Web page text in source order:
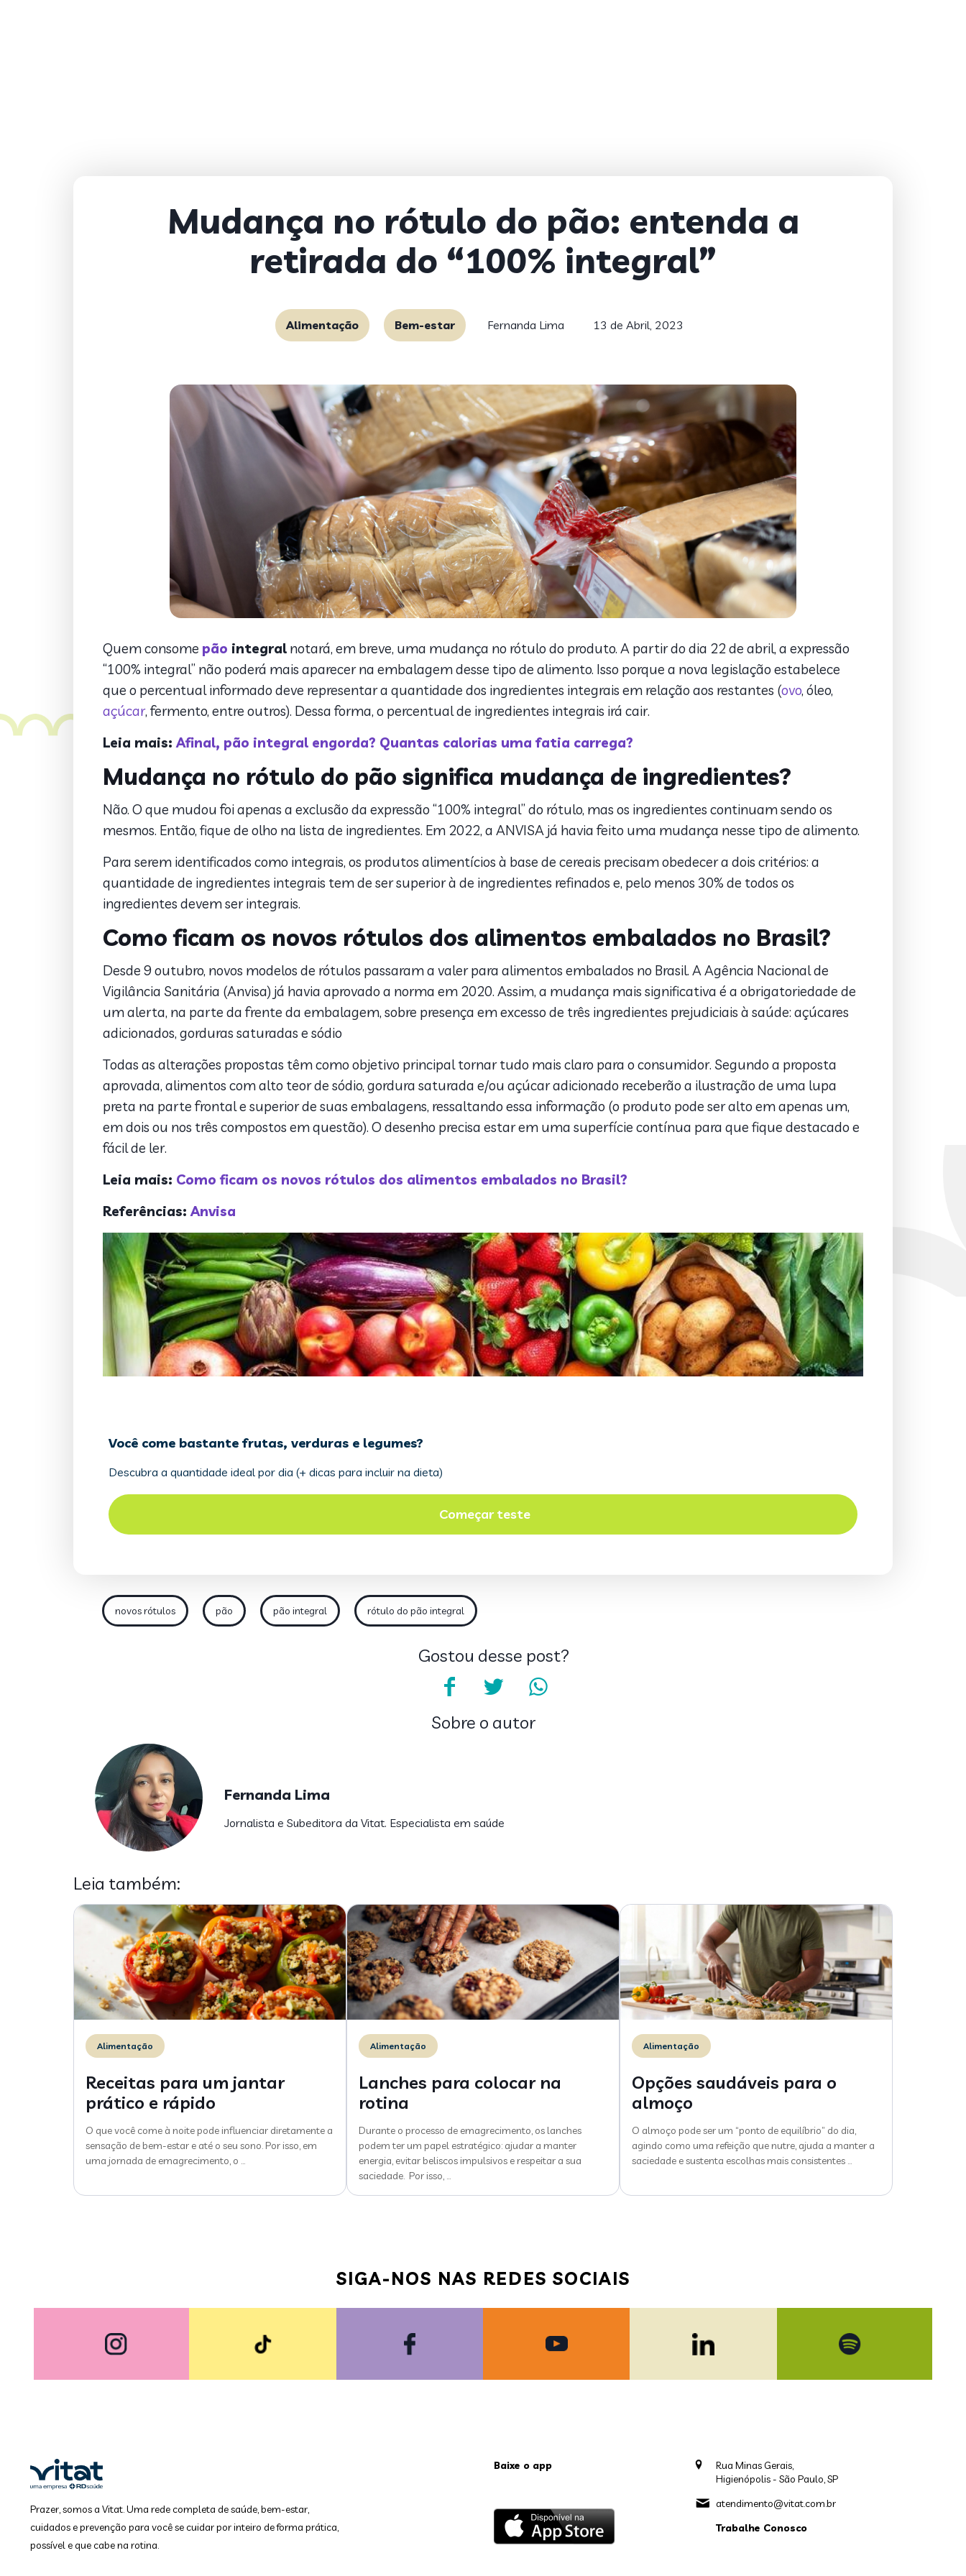
Mudança no rótulo do pão: entenda a
retirada do “100% integral”
Alimentação Bem-estar Fernanda Lima 13 de Abril, 2023
Quem consome pão integralnotará, em breve, uma mudança no rótulo do produto. A partir do dia 22 de abril, a expressão
“100% integral” não poderá mais aparecer na embalagem desse tipo de alimento. Isso porque a nova legislação estabelece
que o percentual informado deve representar a quantidade dos ingredientes integrais em relação aos restantes (ovo, óleo,
açúcar, fermento, entre outros). Dessa forma, o percentual de ingredientes integrais irá cair.
Leia mais:Afinal, pão integral engorda? Quantas calorias uma fatia carrega?
Mudança no rótulo do pão significa mudança de ingredientes?
Não. O que mudou foi apenas a exclusão da expressão “100% integral” do rótulo, mas os ingredientes continuam sendo os
mesmos. Então, fique de olho na lista de ingredientes. Em 2022, a ANVISA já havia feito uma mudança nesse tipo de alimento.
Para serem identificados como integrais, os produtos alimentícios à base de cereais precisam obedecer a dois critérios: a
quantidade de ingredientes integrais tem de ser superior à de ingredientes refinados e, pelo menos 30% de todos os
ingredientes devem ser integrais.
Como ficam os novos rótulos dos alimentos embalados no Brasil?
Desde 9 outubro, novos modelos de rótulos passaram a valer para alimentos embalados no Brasil. A Agência Nacional de
Vigilância Sanitária (Anvisa) já havia aprovado a norma em 2020. Assim, a mudança mais significativa é a obrigatoriedade de
um alerta, na parte da frente da embalagem, sobre presença em excesso de três ingredientes prejudiciais à saúde: açúcares
adicionados, gorduras saturadas e sódio
Todas as alterações propostas têm como objetivo principal tornar tudo mais claro para o consumidor. Segundo a proposta
aprovada, alimentos com alto teor de sódio, gordura saturada e/ou açúcar adicionado receberão a ilustração de uma lupa
preta na parte frontal e superior de suas embalagens, ressaltando essa informação (o produto pode ser alto em apenas um,
em dois ou nos três compostos em questão). O desenho precisa estar em uma superfície contínua para que fique destacado e
fácil de ler.
Leia mais: Como ficam os novos rótulos dos alimentos embalados no Brasil?
Referências:Anvisa
novos rótulos pão pão integral rótulo do pão integral
Gostou desse post?
Sobre o autor
Fernanda Lima
Jornalista e Subeditora da Vitat. Especialista em saúde
Leia também:
Alimentação
Receitas para um jantar
prático e rápido
O que você come à noite pode influenciar diretamente a
sensação de bem-estar e até o seu sono. Por isso, em
uma jornada de emagrecimento, o …
Alimentação
Lanches para colocar na
rotina
Durante o processo de emagrecimento, os lanches
podem ter um papel estratégico: ajudar a manter
energia, evitar beliscos impulsivos e respeitar a sua
saciedade. Por isso, …
Alimentação
Opções saudáveis para o
almoço
O almoço pode ser um “ponto de equilíbrio” do dia,
agindo como uma refeição que nutre, ajuda a manter a
saciedade e sustenta escolhas mais consistentes …
SIGA-NOS NAS REDES SOCIAIS
Prazer, somos a Vitat. Uma rede completa de saúde, bem-estar,
cuidados e prevenção para você se cuidar por inteiro de forma prática,
possível e que cabe na rotina.
Baixe o app
Rua Minas Gerais,
Higienópolis - São Paulo, SP
atendimento@vitat.com.br
Trabalhe Conosco